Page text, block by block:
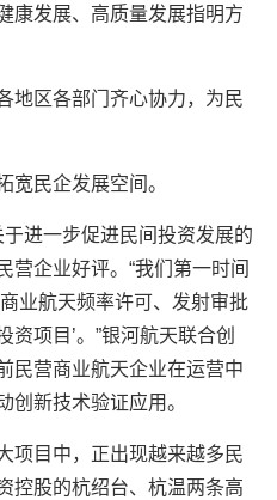
康发展、高质量发展指明方
区各部门齐心协力，为民
民企发展空间。
一步促进民间投资发展的
营企业好评。“我们第一时间
业航天频率许可、发射审批
项目’。”银河航天联合创
民营商业航天企业在运营中
创新技术验证应用。
目中，正出现越来越多民
控股的杭绍台、杭温两条高